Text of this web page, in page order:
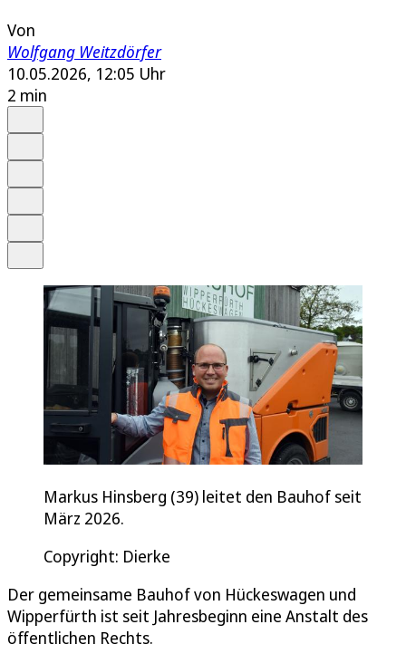
Von
Wolfgang Weitzdörfer
10.05.2026, 12:05 Uhr
2 min
Markus Hinsberg (39) leitet den Bauhof seit
März 2026.
Copyright: Dierke
Der gemeinsame Bauhof von Hückeswagen und
Wipperfürth ist seit Jahresbeginn eine Anstalt des
öffentlichen Rechts.